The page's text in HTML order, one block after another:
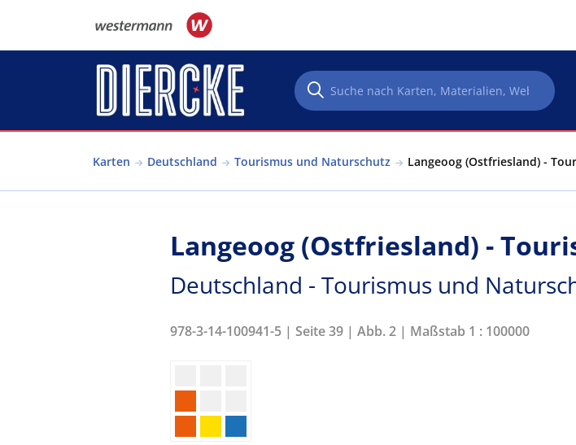
Karten Deutschland Tourismus und Naturschutz Langeoog (Ostfriesland) -
Langeoog (Ostfriesland) -
Deutschland - Tourismus und
978-3-14-100941-5 | Seite 39 | Abb. 2 | Maßstab 1 : 100000